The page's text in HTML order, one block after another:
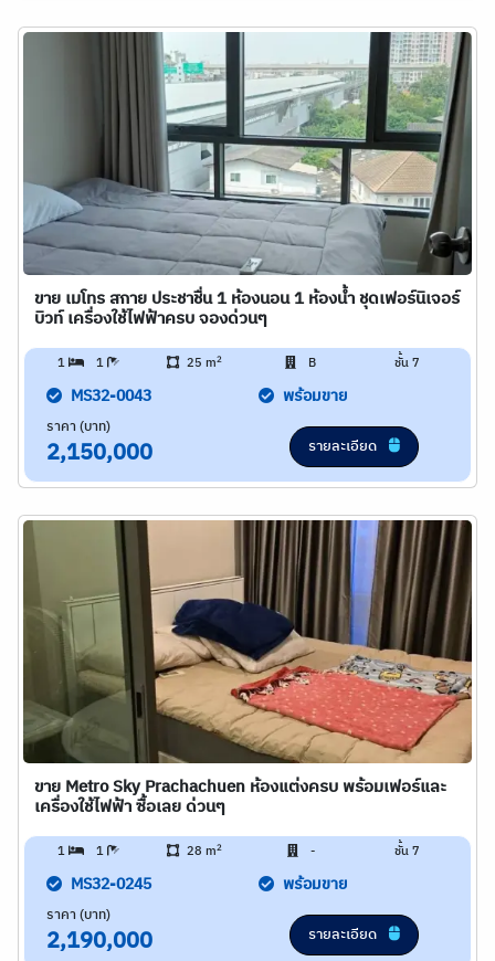
ขาย เมโทร สกาย ประชาชื่น 1 ห้องนอน 1 ห้องน้ำ ชุดเฟอร์นิเจอร์
บิวท์ เครื่องใช้ไฟฟ้าครบ จองด่วนๆ
1 1 25 m2 B ชั้น 7
MS32-0043 พร้อมขาย
ราคา (บาท)
2,150,000 รายละเอียด
ขาย Metro Sky Prachachuen ห้องแต่งครบ พร้อมเฟอร์และ
เครื่องใช้ไฟฟ้า ซื้อเลย ด่วนๆ
1 1 28 m2 - ชั้น 7
MS32-0245 พร้อมขาย
ราคา (บาท)
2,190,000 รายละเอียด